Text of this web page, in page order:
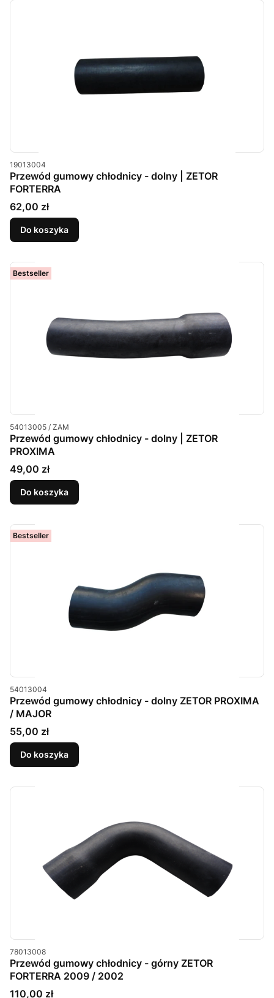
Kod produktu
19013004
Przewód gumowy chłodnicy - dolny | ZETOR
FORTERRA
Cena
62,00 zł
Do koszyka
Bestseller
Kod produktu
54013005 / ZAM
Przewód gumowy chłodnicy - dolny | ZETOR
PROXIMA
Cena
49,00 zł
Do koszyka
Bestseller
Kod produktu
54013004
Przewód gumowy chłodnicy - dolny ZETOR PROXIMA
/ MAJOR
Cena
55,00 zł
Do koszyka
Kod produktu
78013008
Przewód gumowy chłodnicy - górny ZETOR
FORTERRA 2009 / 2002
Cena
110,00 zł